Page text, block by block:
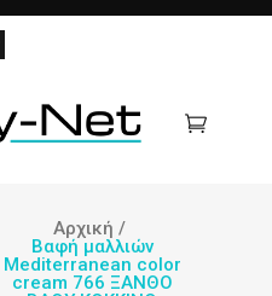
Αρχική /
Βαφή μαλλιών
Mediterranean color
cream 766 ΞΑΝΘΟ